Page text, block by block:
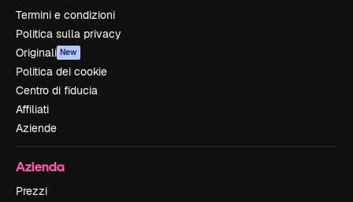
Termini e condizioni
Politica sulla privacy
Originali New
Politica dei cookie
Centro di fiducia
Affiliati
Aziende
Azienda
Prezzi